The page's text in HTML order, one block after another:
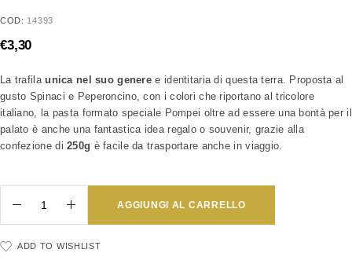
COD: 14393
€3,30
La trafilaunica nel suo genere e identitaria di questa terra. Proposta al
gusto Spinaci e Peperoncino, con i colori che riportano al tricolore
italiano, la pasta formato speciale Pompei oltre ad essere una bontà per il
palato è anche una fantastica idea regalo o souvenir, grazie alla
confezione di250g è facile da trasportare anche in viaggio.
AGGIUNGI AL CARRELLO
ADD TO WISHLIST